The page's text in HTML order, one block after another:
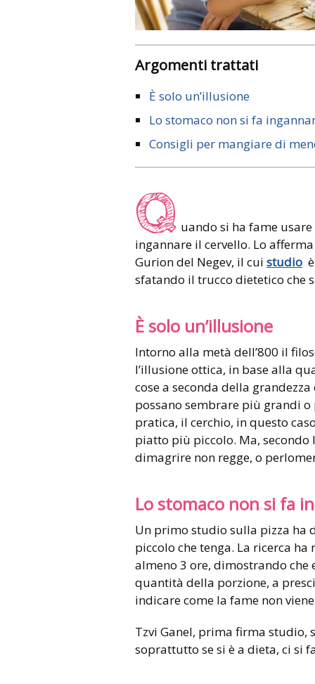
Argomenti trattati
È solo un’illusione
Lo stomaco non si fa
Consigli per mangiare di
Q uando si ha fame
ingannare il cervello. Lo
Gurion del Negev, il cui studio
sfatando il trucco dietetico che
È solo un’illusione
Intorno alla metà dell’800 il
l’illusione ottica, in base alla
cose a seconda della
possano sembrare più grandi
pratica, il cerchio, in questo
piatto più piccolo. Ma,
dimagrire non regge, o
Lo stomaco non si fa
Un primo studio sulla pizza ha
piccolo che tenga. La ricerca
almeno 3 ore, dimostrando
quantità della porzione, a
indicare come la fame non
Tzvi Ganel, prima firma studio,
soprattutto se si è a dieta, ci si